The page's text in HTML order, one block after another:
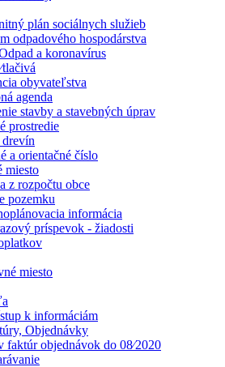
plán sociálnych služieb
odpadového hospodárstva
a koronavírus
obyvateľstva
agenda
stavby a stavebných úprav
prostredie
a orientačné číslo
miesto
z rozpočtu obce
pozemku
informácia
príspevok - žiadosti
miesto
k informáciám
Objednávky
faktúr objednávok do 08⁄2020